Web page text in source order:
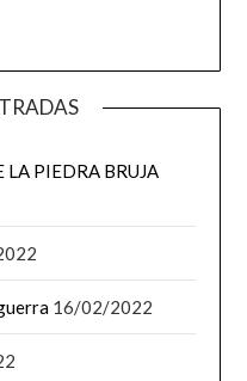
LA PIEDRA BRUJA
16/02/2022